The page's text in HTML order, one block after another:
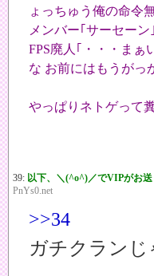
ょっちゅう俺の命令
メンバー｢サーセーン｣
FPS廃人｢・・・ま
な お前にはもうがっ
やっぱりネトゲって
39: 以下、＼(^o^)／でVIPがお
PnYs0.net
>>34
ガチクラン